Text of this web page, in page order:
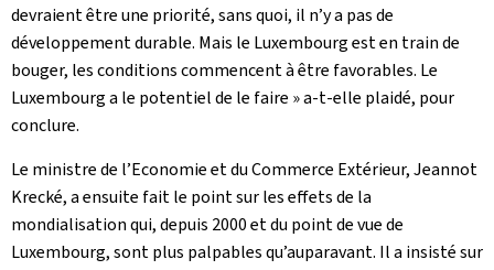
devraient être une priorité, sans quoi, il n’y a pas de
développement durable. Mais le Luxembourg est en train de
bouger, les conditions commencent à être favorables. Le
Luxembourg a le potentiel de le faire » a-t-elle plaidé, pour
conclure.
Le ministre de l’Economie et du Commerce Extérieur, Jeannot
Krecké, a ensuite fait le point sur les effets de la
mondialisation qui, depuis 2000 et du point de vue de
Luxembourg, sont plus palpables qu’auparavant. Il a insisté sur